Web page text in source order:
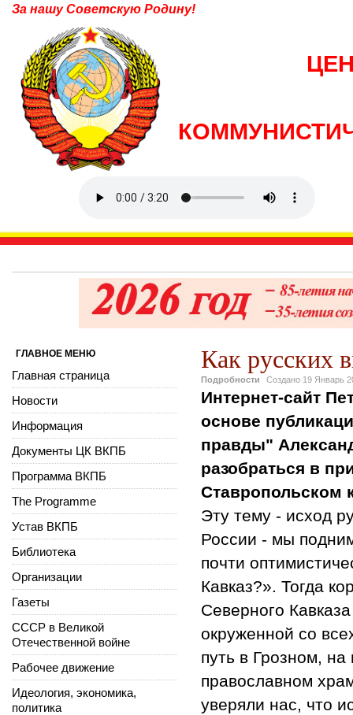
За нашу Советскую Родину!
Как русских
Подробности Создано 19 Январь
Интернет-сайт
основе
правды"
разобраться в
Ставропольском
Эту тему - исход
России - мы
почти
Кавказ?». Тогда
Северного
окруженной со
путь в Грозном,
православном
уверяли нас, что
ГЛАВНОЕ МЕНЮ
Главная страница
Новости
Информация
Документы ЦК ВКПБ
Программа ВКПБ
The Programme
Устав ВКПБ
Библиотека
Организации
Газеты
СССР в Великой
Отечественной войне
Рабочее движение
Идеология, экономика,
политика